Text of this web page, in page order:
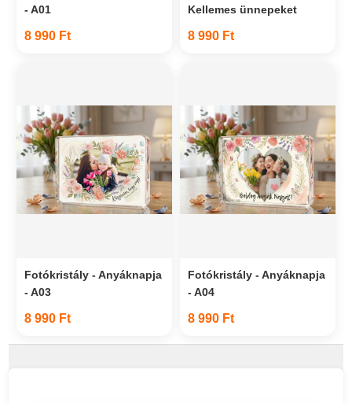
- A01
8 990 Ft
Kellemes ünnepeket
8 990 Ft
Fotókristály - Anyáknapja
- A03
8 990 Ft
Fotókristály - Anyáknapja
- A04
8 990 Ft